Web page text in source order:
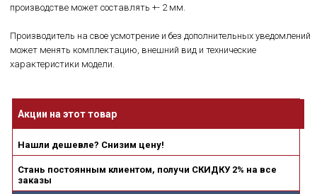
производстве может составлять +- 2 мм.
Производитель на свое усмотрение и без дополнительных уведомлений
может менять комплектацию, внешний вид и технические
характеристики модели.
Акции на этот товар
Нашли дешевле? Снизим цену!
Стань постоянным клиентом, получи СКИДКУ 2% на все
заказы